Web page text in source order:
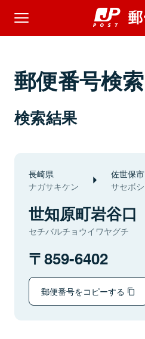
郵便番号検索
検索結果
長崎県
ナガサキケン
佐世保市
サセボシ
世知原町岩谷口
セチバルチョウイワヤグチ
859-6402
郵便番号をコピーする